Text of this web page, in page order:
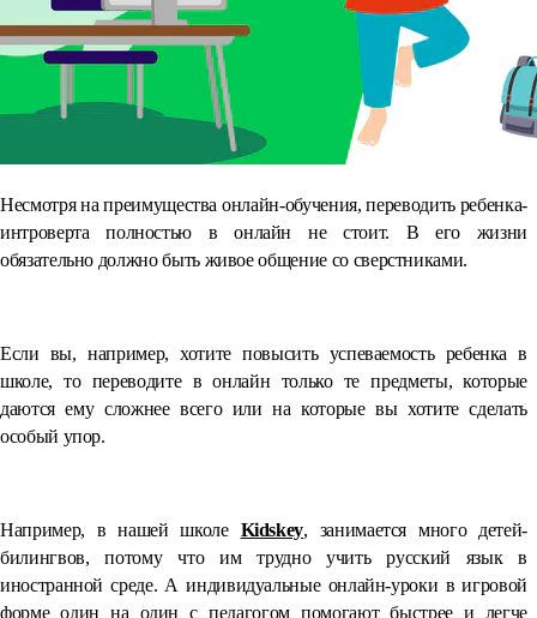
Несмотря на преимущества онлайн-обучения, переводить ребенка-
интроверта полностью в онлайн не стоит. В его жизни
обязательно должно быть живое общение со сверстниками.
Если вы, например, хотите повысить успеваемость ребенка в
школе, то переводите в онлайн только те предметы, которые
даются ему сложнее всего или на которые вы хотите сделать
особый упор.
Например, в нашей школе Kidskey, занимается много детей-
билингвов, потому что им трудно учить русский язык в
иностранной среде. А индивидуальные онлайн-уроки в игровой
форме один на один с педагогом помогают быстрее и легче